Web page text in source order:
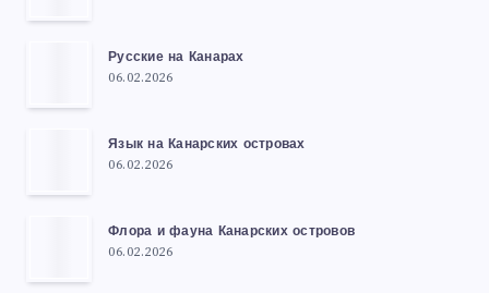
Русские на Канарах
06.02.2026
Язык на Канарских островах
06.02.2026
Флора и фауна Канарских островов
06.02.2026